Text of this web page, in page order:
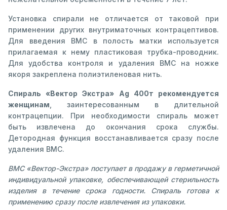
Установка спирали не отличается от таковой при
применении других внутриматочных контрацептивов.
Для введения ВМС в полость матки используется
прилагаемая к нему пластиковая трубка-проводник.
Для удобства контроля и удаления ВМС на ножке
якоря закреплена полиэтиленовая нить.
Спираль «Вектор Экстра» Аg 400т рекомендуется
женщинам , заинтересованным в длительной
контрацепции. При необходимости спираль может
быть извлечена до окончания срока службы.
Детородная функция восстанавливается сразу после
удаления ВМС.
ВМС «Вектор-Экстра» поступает в продажу в герметичной
индивидуальной упаковке, обеспечивающей стерильность
изделия в течение срока годности. Спираль готова к
применению сразу после извлечения из упаковки.